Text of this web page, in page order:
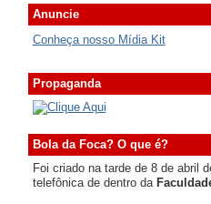
Anuncie
Conheça nosso Mídia Kit
Propaganda
Bola da Foca? O que é?
Foi criado na tarde de 8 de abril
telefônica de dentro da